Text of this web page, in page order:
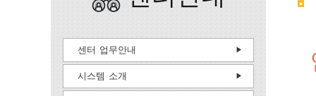
센터 업무안내
시스템 소개